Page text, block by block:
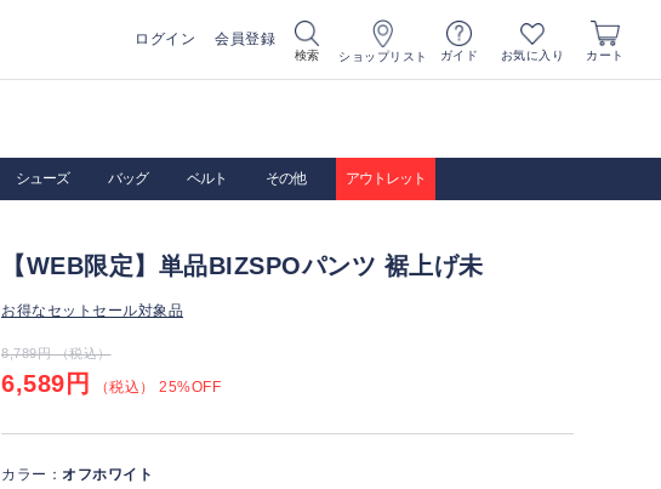
ログイン 会員登録
検索 ショップリスト ガイド お気に入り カート
シューズ バッグ ベルト その他 アウトレット
【WEB限定】単品BIZSPOパンツ 裾上げ未
お得なセットセール対象品
8,789円 （税込）
6,589円 （税込） 25%OFF
カラー： オフホワイト